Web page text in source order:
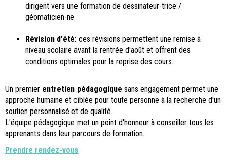
dirigent vers une formation de dessinateur-trice /
géomaticien-ne
Révision d'été: ces révisions permettent une remise à
niveau scolaire avant la rentrée d'août et offrent des
conditions optimales pour la reprise des cours.
Un premier entretien pédagogique sans engagement permet une
approche humaine et ciblée pour toute personne à la recherche d'un
soutien personnalisé et de qualité.
L'équipe pédagogique met un point d'honneur à conseiller tous les
apprenants dans leur parcours de formation.
Prendre rendez-vous